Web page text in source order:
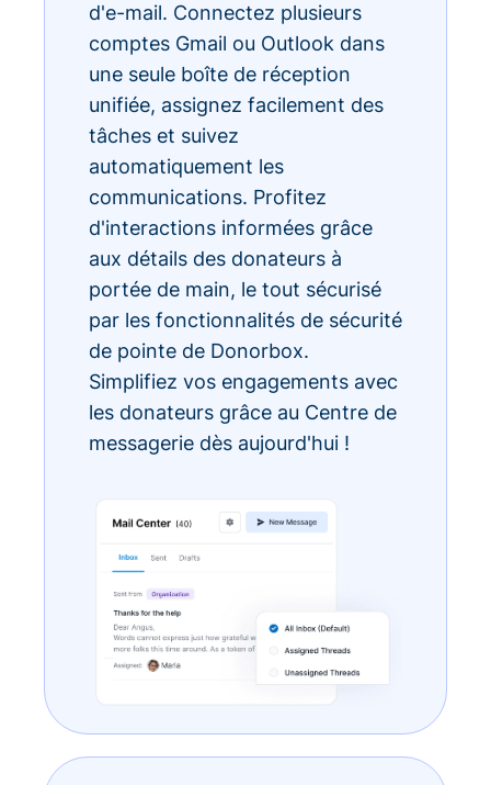
d'e-mail. Connectez plusieurs
comptes Gmail ou Outlook dans
une seule boîte de réception
unifiée, assignez facilement des
tâches et suivez
automatiquement les
communications. Profitez
d'interactions informées grâce
aux détails des donateurs à
portée de main, le tout sécurisé
par les fonctionnalités de sécurité
de pointe de Donorbox.
Simplifiez vos engagements avec
les donateurs grâce au Centre de
messagerie dès aujourd'hui !